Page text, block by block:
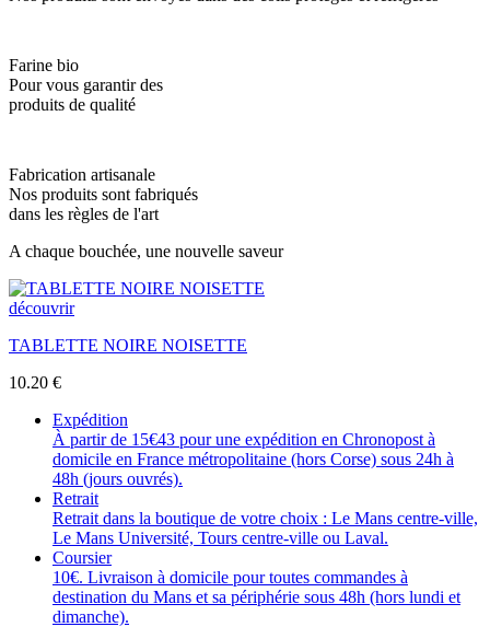
Farine bio
Pour vous garantir des
produits de qualité
Fabrication artisanale
Nos produits sont fabriqués
dans les règles de l'art
A chaque bouchée, une nouvelle saveur
découvrir
TABLETTE NOIRE NOISETTE
10.20 €
Expédition
À partir de 15€43 pour une expédition en Chronopost à
domicile en France métropolitaine (hors Corse) sous 24h à
48h (jours ouvrés).
Retrait
Retrait dans la boutique de votre choix : Le Mans centre-ville,
Le Mans Université, Tours centre-ville ou Laval.
Coursier
10€. Livraison à domicile pour toutes commandes à
destination du Mans et sa périphérie sous 48h (hors lundi et
dimanche).